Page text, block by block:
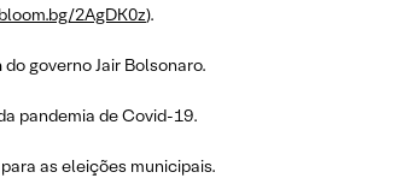
2AgDK0z).
do governo Jair Bolsonaro.
pandemia de Covid-19.
para as eleições municipais.